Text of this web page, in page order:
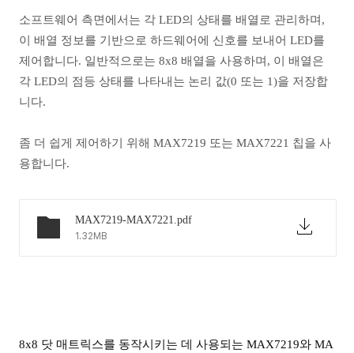
소프트웨어 측면에서는 각 LED의 상태를 배열로 관리하며,
이 배열 정보를 기반으로 하드웨어에 신호를 보내어 LED를
제어합니다. 일반적으로는 8x8 배열을 사용하며, 이 배열은
각 LED의 점등 상태를 나타내는 논리 값(0 또는 1)을 저장합
니다.
좀 더 쉽게 제어하기 위해 MAX7219 또는 MAX7221 칩을 사
용합니다.
MAX7219-MAX7221.pdf
1.32MB
8x8 닷 매트릭스를 동작시키는 데 사용되는 MAX7219와 MA